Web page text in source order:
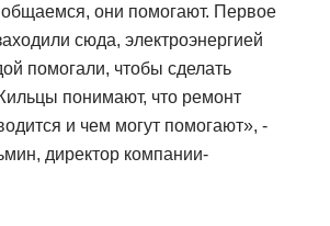
они помогают. Первое
сюда, электроэнергией
помогали, чтобы сделать
понимают, что ремонт
и чем могут помогают», -
директор компании-